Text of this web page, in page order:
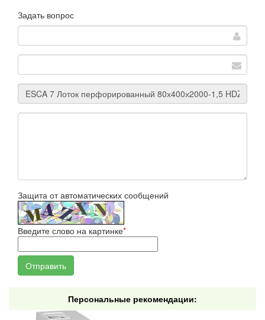
Задать вопрос
Защита от автоматических сообщений
Введите слово на картинке*
Персональные рекомендации: